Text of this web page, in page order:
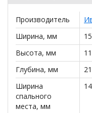
Производитель
Ширина, мм
Высота, мм
Глубина, мм
Ширина
спального
места, мм